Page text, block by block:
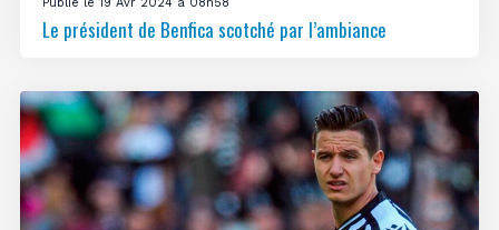
Publié le 19 Avr 2024 à 08h58
Le président de Benfica scotché par l’ambiance